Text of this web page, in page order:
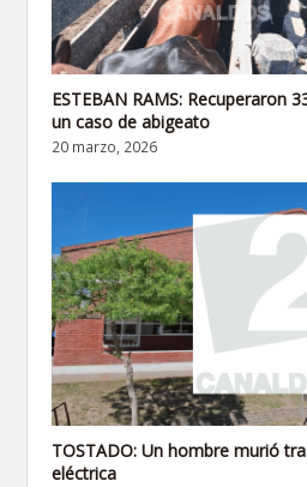
ESTEBAN RAMS: Recuperaron
un caso de abigeato
20 marzo, 2026
TOSTADO: Un hombre murió
eléctrica